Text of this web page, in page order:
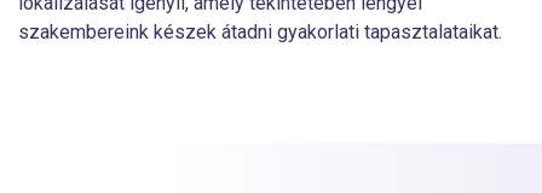
szakembereink készek átadni gyakorlati tapasztalataikat.